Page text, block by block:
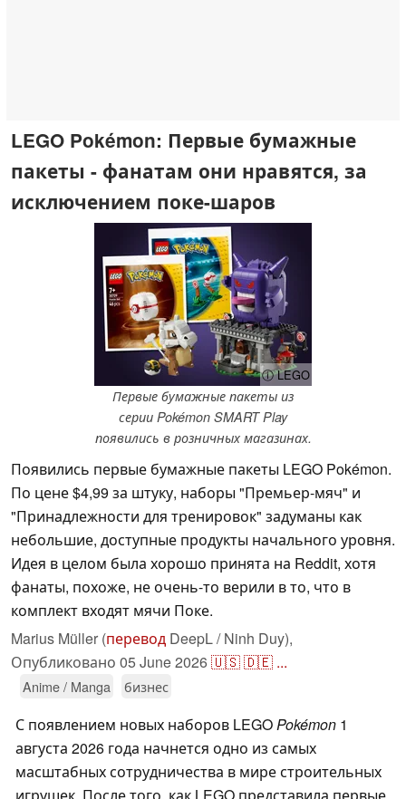
LEGO Pokémon: Первые бумажные
пакеты - фанатам они нравятся, за
исключением поке-шаров
ⓘ LEGO
Первые бумажные пакеты из
серии Pokémon SMART Play
появились в розничных магазинах.
Появились первые бумажные пакеты LEGO Pokémon.
По цене $4,99 за штуку, наборы "Премьер-мяч" и
"Принадлежности для тренировок" задуманы как
небольшие, доступные продукты начального уровня.
Идея в целом была хорошо принята на Reddit, хотя
фанаты, похоже, не очень-то верили в то, что в
комплект входят мячи Поке.
Marius Müller (перевод DeepL / Ninh Duy),
Опубликовано 05 June 2026🇺🇸🇩🇪 ...
Anime / Manga бизнес
С появлением новых наборов LEGOPokémon 1
августа 2026 года начнется одно из самых
масштабных сотрудничества в мире строительных